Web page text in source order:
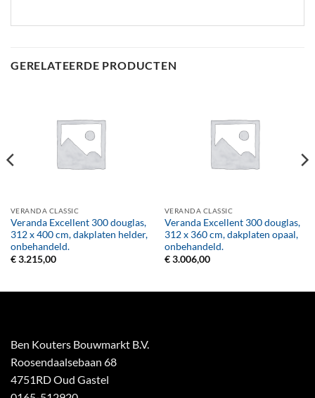
GERELATEERDE PRODUCTEN
VERANDA CLASSIC
Veranda Excellent 300 douglas,
312 x 400 cm, dakplaten helder,
onbehandeld.
€3.215,00
VERANDA CLASSIC
Veranda Excellent 300 douglas,
312 x 360 cm, dakplaten opaal,
onbehandeld.
€3.006,00
Ben Kouters Bouwmarkt B.V.
Roosendaalsebaan 68
4751RD Oud Gastel